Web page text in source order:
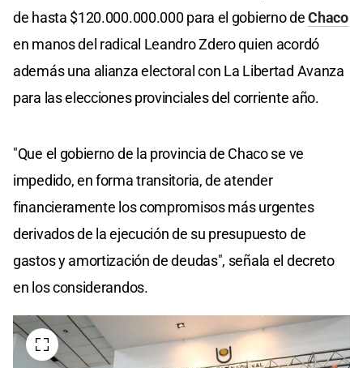
de hasta $120.000.000.000 para el gobierno deChaco
en manos del radical Leandro Zdero quien acordó
además una alianza electoral con La Libertad Avanza
para las elecciones provinciales del corriente año.
"Que el gobierno de la provincia de Chaco se ve
impedido, en forma transitoria, de atender
financieramente los compromisos más urgentes
derivados de la ejecución de su presupuesto de
gastos y amortización de deudas", señala el decreto
en los considerandos.